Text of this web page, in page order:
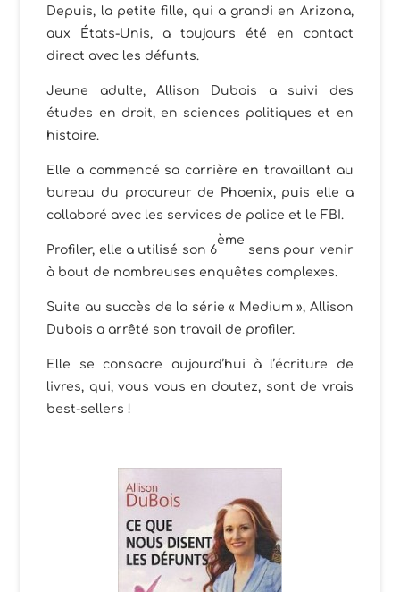
Depuis, la petite fille, qui a grandi en Arizona,
aux États-Unis, a toujours été en contact
direct avec les défunts.
Jeune adulte, Allison Dubois a suivi des
études en droit, en sciences politiques et en
histoire.
Elle a commencé sa carrière en travaillant au
bureau du procureur de Phoenix, puis elle a
collaboré avec les services de police et le FBI.
Profiler, elle a utilisé son 6
ème
sens pour venir
à bout de nombreuses enquêtes complexes.
Suite au succès de la série « Medium », Allison
Dubois a arrêté son travail de profiler.
Elle se consacre aujourd’hui à l’écriture de
livres, qui, vous vous en doutez, sont de vrais
best-sellers !